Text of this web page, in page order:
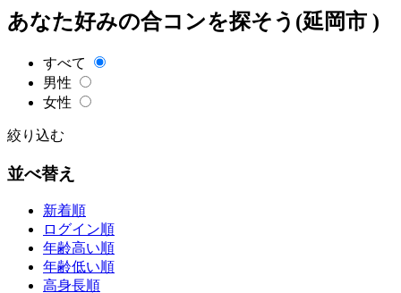
あなた好みの合コンを探そう(延岡市 )
すべて
男性
女性
絞り込む
並べ替え
新着順
ログイン順
年齢高い順
年齢低い順
高身長順